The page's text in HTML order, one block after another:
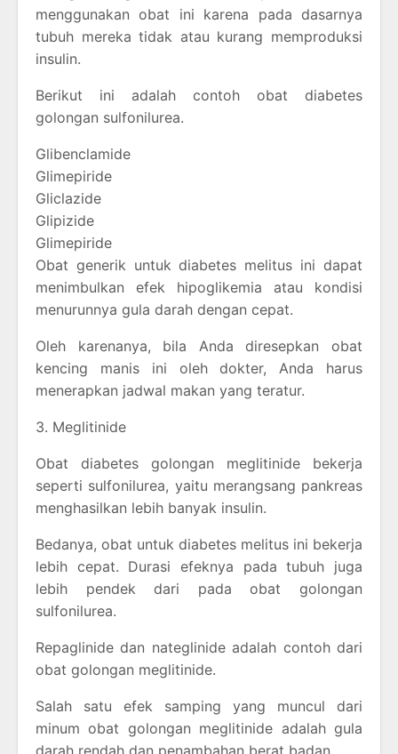
menggunakan obat ini karena pada dasarnya
tubuh mereka tidak atau kurang memproduksi
insulin.
Berikut ini adalah contoh obat diabetes
golongan sulfonilurea.
Glibenclamide
Glimepiride
Gliclazide
Glipizide
Glimepiride
Obat generik untuk diabetes melitus ini dapat
menimbulkan efek hipoglikemia atau kondisi
menurunnya gula darah dengan cepat.
Oleh karenanya, bila Anda diresepkan obat
kencing manis ini oleh dokter, Anda harus
menerapkan jadwal makan yang teratur.
3. Meglitinide
Obat diabetes golongan meglitinide bekerja
seperti sulfonilurea, yaitu merangsang pankreas
menghasilkan lebih banyak insulin.
Bedanya, obat untuk diabetes melitus ini bekerja
lebih cepat. Durasi efeknya pada tubuh juga
lebih pendek dari pada obat golongan
sulfonilurea.
Repaglinide dan nateglinide adalah contoh dari
obat golongan meglitinide.
Salah satu efek samping yang muncul dari
minum obat golongan meglitinide adalah gula
darah rendah dan penambahan berat badan.